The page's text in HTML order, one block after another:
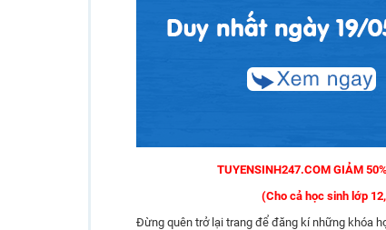
TUYENSINH247.COM GIẢM
(Cho cả học sinh lớp
Đừng quên trở lại trang để đăng kí những khóa